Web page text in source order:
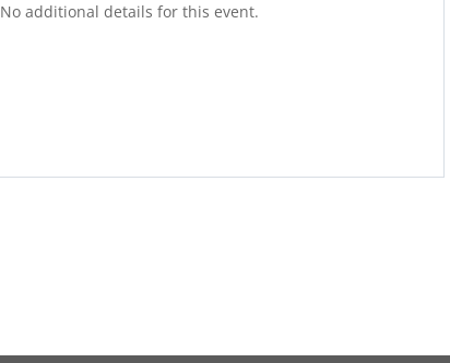
No additional details for this event.